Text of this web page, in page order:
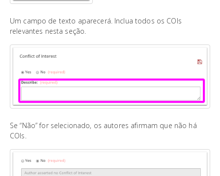
Um campo de texto aparecerá. Inclua todos os COIs
relevantes nesta seção.
Se “Não” for selecionado, os autores afirmam que não há
COIs.